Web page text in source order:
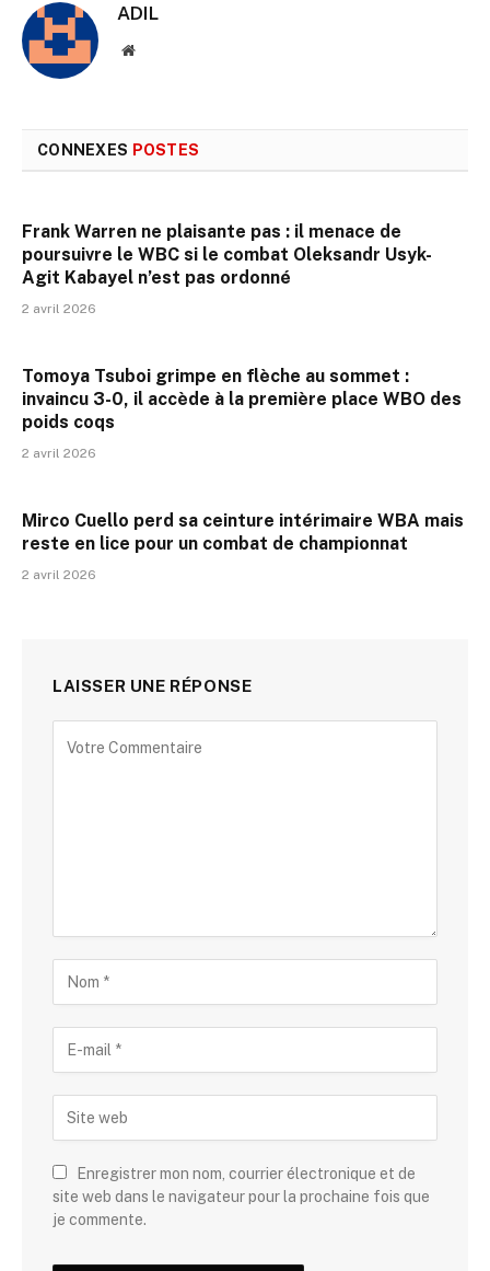
ADIL
Site
CONNEXES POSTES
Frank Warren ne plaisante pas : il menace de
poursuivre le WBC si le combat Oleksandr Usyk-
Agit Kabayel n’est pas ordonné
2 avril 2026
Tomoya Tsuboi grimpe en flèche au sommet :
invaincu 3-0, il accède à la première place WBO des
poids coqs
2 avril 2026
Mirco Cuello perd sa ceinture intérimaire WBA mais
reste en lice pour un combat de championnat
2 avril 2026
LAISSER UNE RÉPONSE
Enregistrer mon nom, courrier électronique et de
site web dans le navigateur pour la prochaine fois que
je commente.